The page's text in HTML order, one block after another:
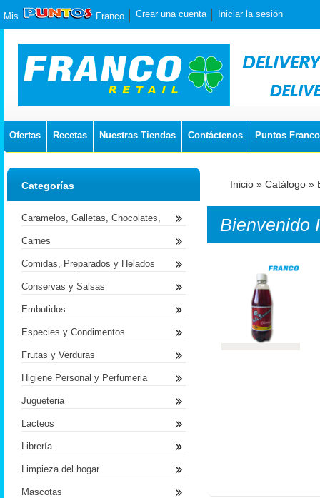
Mis Franco Crear una cuenta Iniciar la sesión
Ofertas Recetas Nuestras Tiendas Contáctenos Puntos Franco
Inicio » Catálogo »
Bienvenido
Categorías
Caramelos, Galletas, Chocolates,
Carnes
Comidas, Preparados y Helados
Conservas y Salsas
Embutidos
Especies y Condimentos
Frutas y Verduras
Higiene Personal y Perfumeria
Jugueteria
Lacteos
Librería
Limpieza del hogar
Mascotas